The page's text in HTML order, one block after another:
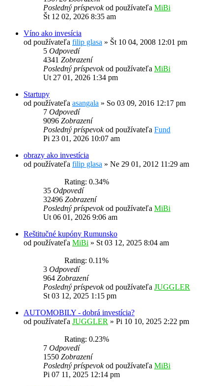
Posledný príspevokod používateľa MiBi
Št 12 02, 2026 8:35 am
Víno ako invesícia
od používateľa filip glasa » Št 10 04, 2008 12:01 pm
5 Odpovedí
4341 Zobrazení
Posledný príspevokod používateľa MiBi
Ut 27 01, 2026 1:34 pm
Startupy
od používateľa asangala » So 03 09, 2016 12:17 pm
7 Odpovedí
9096 Zobrazení
Posledný príspevokod používateľa Fund
Pi 23 01, 2026 10:07 am
obrazy ako investícia
od používateľa filip glasa » Ne 29 01, 2012 11:29 am
Rating: 0.34%
35 Odpovedí
32496 Zobrazení
Posledný príspevokod používateľa MiBi
Ut 06 01, 2026 9:06 am
Reštitučné kupóny Rumunsko
od používateľa MiBi » St 03 12, 2025 8:04 am
Rating: 0.11%
3 Odpovedí
964 Zobrazení
Posledný príspevokod používateľa JUGGLER
St 03 12, 2025 1:15 pm
AUTOMOBILY - dobrá investícia?
od používateľa JUGGLER » Pi 10 10, 2025 2:22 pm
Rating: 0.23%
7 Odpovedí
1550 Zobrazení
Posledný príspevokod používateľa MiBi
Pi 07 11, 2025 12:14 pm